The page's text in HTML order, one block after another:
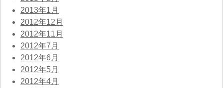
2013年1月
2012年12月
2012年11月
2012年7月
2012年6月
2012年5月
2012年4月